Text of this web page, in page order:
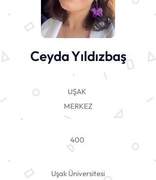
Ceyda Yıldızbaş
UŞAK
MERKEZ
400
Uşak Üniversitesi